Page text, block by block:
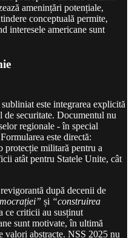
amenințări potențiale,
conceptuală permite,
interesele americane sunt
este integrarea explicită
securitate. Documentul nu
regionale - în special
este directă:
protecție militară pentru a
atât pentru Statele Unite, cât
după decenii de
și “construirea
ce criticii au susținut
sunt motivate, în ultimă
valori abstracte. NSS 2025 nu